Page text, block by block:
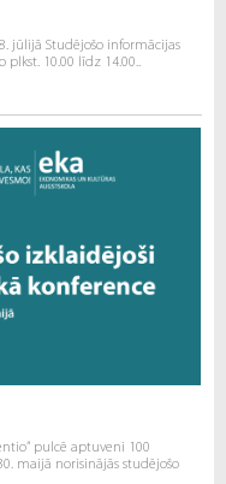
jūlijā Studējošo informācijas
10.00 līdz 14.00..
pulcē aptuveni 100
maijā norisinājās studējošo